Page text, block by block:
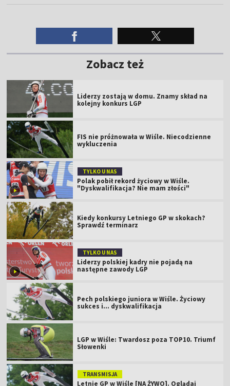
Zobacz też
Liderzy zostają w domu. Znamy skład na
kolejny konkurs LGP
FIS nie próżnowała w Wiśle. Niecodzienne
wykluczenia
TYLKO U NAS
Polak pobił rekord życiowy w Wiśle.
"Dyskwalifikacja? Nie mam złości"
Kiedy konkursy Letniego GP w skokach?
Sprawdź terminarz
TYLKO U NAS
Liderzy polskiej kadry nie pojadą na
następne zawody LGP
Pech polskiego juniora w Wiśle. Życiowy
sukces i... dyskwalifikacja
LGP w Wiśle: Twardosz poza TOP10. Triumf
Słowenki
TRANSMISJA
Letnie GP w Wiśle [NA ŻYWO]. Oglądaj